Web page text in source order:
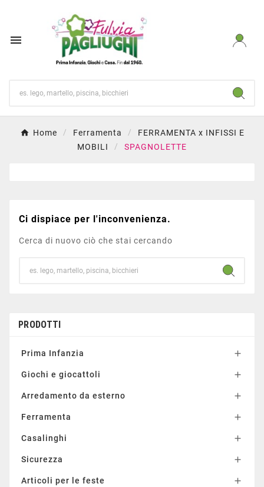

Home Ferramenta
FERRAMENTA x INFISSI E
MOBILI
SPAGNOLETTE
Ci dispiace per l'inconvenienza.
Cerca di nuovo ciò che stai cercando
PRODOTTI
Prima Infanzia 
Giochi e giocattoli 
Arredamento da esterno 
Ferramenta 
Casalinghi 
Sicurezza 
Articoli per le feste 